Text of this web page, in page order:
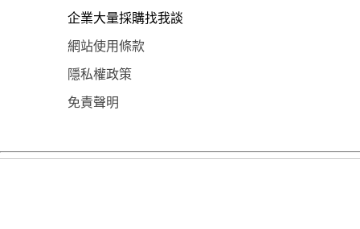
企業大量採購找我談
網站使用條款
隱私權政策
免責聲明